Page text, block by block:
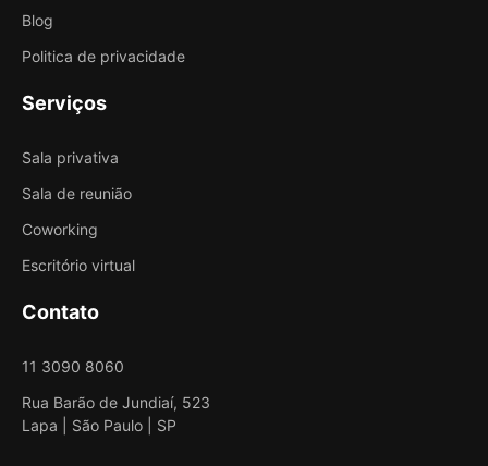
Blog
Politica de privacidade
Serviços
Sala privativa
Sala de reunião
Coworking
Escritório virtual
Contato
11 3090 8060
Rua Barão de Jundiaí, 523
Lapa | São Paulo | SP